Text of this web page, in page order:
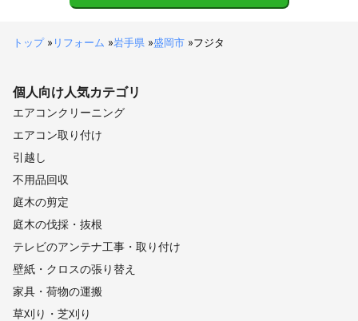
トップ» リフォーム »岩手県 »盛岡市 »フジタ
個人向け人気カテゴリ
エアコンクリーニング
エアコン取り付け
引越し
不用品回収
庭木の剪定
庭木の伐採・抜根
テレビのアンテナ工事・取り付け
壁紙・クロスの張り替え
家具・荷物の運搬
草刈り・芝刈り